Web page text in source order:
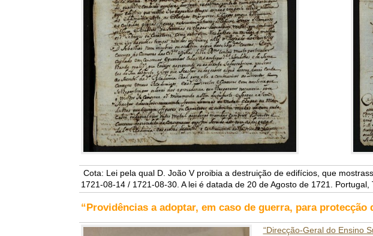
Cota: Lei pela qual D. João V proibia a destruição de edifícios, que
1721-08-14 / 1721-08-30. A lei é datada de 20 de Agosto de 1721. Portugal,
“Providências a adoptar, em caso de guerra, para protecção
“Direcção-Geral do Ensino